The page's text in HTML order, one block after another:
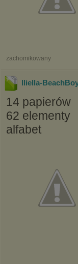
zachomikowany
lliella-
14 papierów
62 elementy
alfabet